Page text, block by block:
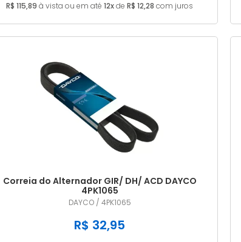
R$ 115,89 à vista ou em até 12xde R$ 12,28 com juros
Correia do Alternador GIR/ DH/ ACD DAYCO
4PK1065
DAYCO / 4PK1065
R$ 32,95